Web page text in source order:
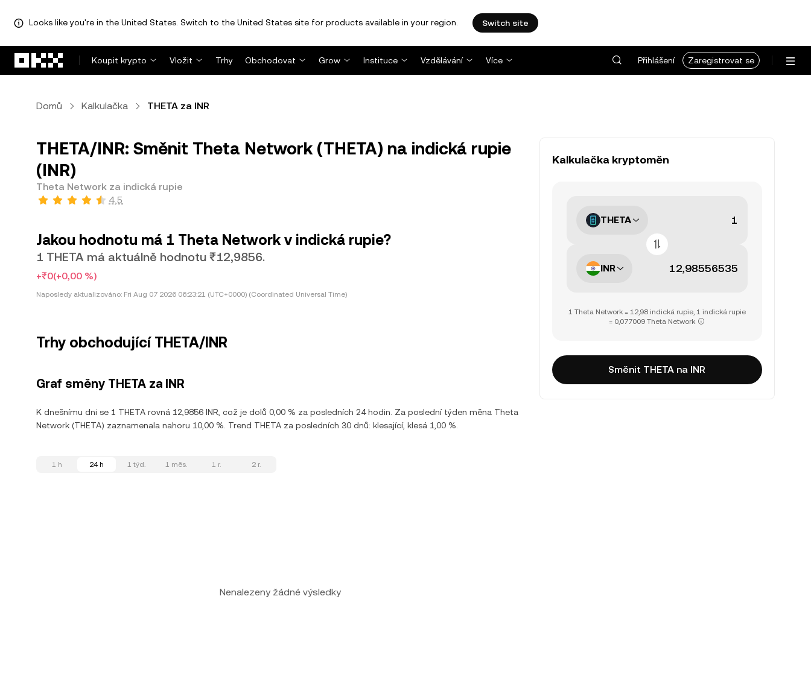
Looks like you're in the United States. Switch to the United States site for products available in your region. Switch site
Koupit krypto
Vložit Trhy Obchodovat Grow Instituce Vzdělávání Více Přihlášení Zaregistrovat se
Domů Kalkulačka THETA za INR
THETA/INR: Směnit Theta Network (THETA) na indická rupie
(INR)
Theta Network za indická rupie
4,5
Jakou hodnotu má 1 Theta Network v indická rupie?
1 THETA má aktuálně hodnotu ₹12,9856.
+₹0(+0,00 %)
Naposledy aktualizováno: Fri Aug 07 2026 06:23:21 (UTC+0000) (Coordinated Universal Time)
Trhy obchodující THETA/INR
Graf směny THETA za INR
K dnešnímu dni se 1 THETA rovná 12,9856 INR, což je dolů 0,00 % za posledních 24 hodin. Za poslední týden měna Theta
Network (THETA) zaznamenala nahoru 10,00 %. Trend THETA za posledních 30 dnů: klesající, klesá 1,00 %.
1 h 24 h 1 týd. 1 měs. 1 r. 2 r.
Nenalezeny žádné výsledky
Kalkulačka kryptoměn
THETA
INR
1 Theta Network = 12,98 indická rupie, 1 indická rupie
= 0,077009 Theta Network
Směnit THETA na INR